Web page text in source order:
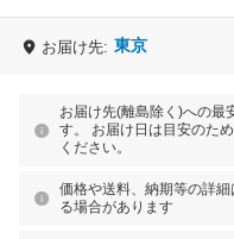
お届け先: 東京
お届け先(離島除く)への最
す。 お届け日は目安のた
ください。
価格や送料、納期等の詳
る場合があります